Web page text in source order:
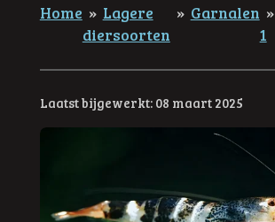
Home » Lagere
diersoorten
» Garnalen »
1
Laatst bijgewerkt: 08 maart 2025